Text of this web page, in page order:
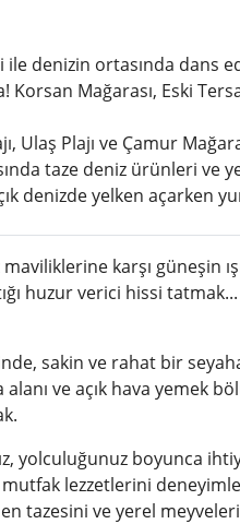
denizin ortasında dans
Mağarası, Eski
Ulaş Plajı ve Çamur
taze deniz ürünleri ve
denizde yelken açarken
karşı güneşin
huzur verici hissi tatmak...
sakin ve rahat bir
ve açık hava yemek
yolculuğunuz boyunca
mutfak lezzetlerini
tazesini ve yerel